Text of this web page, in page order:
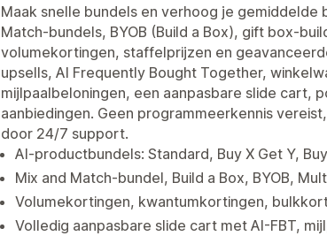
Maak snelle bundels en verhoog je gemiddelde
Match-bundels, BYOB (Build a Box), gift box-
volumekortingen, staffelprijzen en
upsells, AI Frequently Bought Together,
mijlpaalbeloningen, een aanpasbare slide cart,
aanbiedingen. Geen programmeerkennis
door 24/7 support.
AI-productbundels: Standard, Buy X Get Y,
Mix and Match-bundel, Build a Box, BYOB,
Volumekortingen, kwantumkortingen,
Volledig aanpasbare slide cart met AI-FBT,